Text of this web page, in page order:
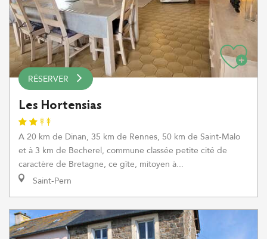
RÉSERVER
Les Hortensias
A 20 km de Dinan, 35 km de Rennes, 50 km de Saint-Malo
et à 3 km de Becherel, commune classée petite cité de
caractère de Bretagne, ce gîte, mitoyen à...
Saint-Pern